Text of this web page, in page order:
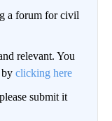
a forum for civil
relevant. You
clicking here
submit it